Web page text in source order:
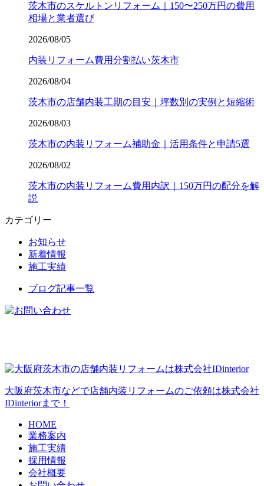
茨木市のスケルトンリフォーム｜150〜250万円の費用
相場と業者選び
2026/08/05
内装リフォーム費用分割払い茨木市
2026/08/04
茨木市の店舗内装工期の目安｜坪数別の実例と短縮術
2026/08/03
茨木市の内装リフォーム補助金｜活用条件と申請5選
2026/08/02
茨木市の内装リフォーム費用内訳｜150万円の配分を解
説
カテゴリー
お知らせ
新着情報
施工実績
ブログ記事一覧
大阪府茨木市などで店舗内装リフォームのご依頼は株式会社
IDinteriorまで！
HOME
業務案内
施工実績
採用情報
会社概要